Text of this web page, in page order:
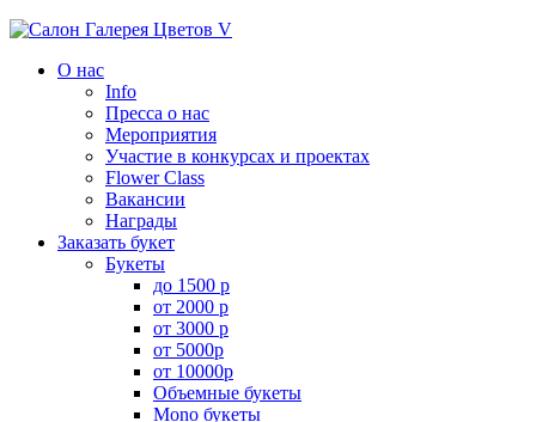
О нас
Info
Пресса о нас
Мероприятия
Участие в конкурсах и проектах
Flower Class
Вакансии
Награды
Заказать букет
Букеты
до 1500 р
от 2000 р
от 3000 р
от 5000р
от 10000р
Объемные букеты
Mono букеты